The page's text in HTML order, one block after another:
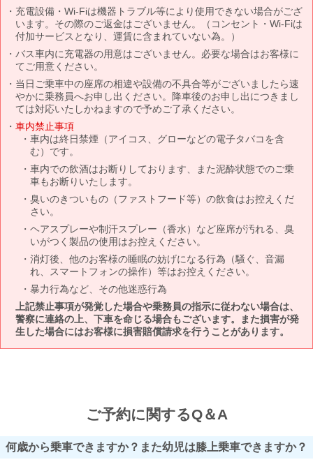
充電設備・Wi-Fiは機器トラブル等により使用できない場合がござ
います。その際のご返金はございません。（コンセント・Wi-Fiは
付加サービスとなり、運賃に含まれていない為。）
バス車内に充電器の用意はございません。必要な場合はお客様に
てご用意ください。
当日ご乗車中の座席の相違や設備の不具合等がございましたら速
やかに乗務員へお申し出ください。降車後のお申し出につきまし
ては対応いたしかねますので予めご了承ください。
車内禁止事項
車内は終日禁煙（アイコス、グローなどの電子タバコを含
む）です。
車内での飲酒はお断りしております、また泥酔状態でのご乗
車もお断りいたします。
臭いのきついもの（ファストフード等）の飲食はお控えくだ
さい。
ヘアスプレーや制汗スプレー（香水）など座席が汚れる、臭
いがつく製品の使用はお控えください。
消灯後、他のお客様の睡眠の妨げになる行為（騒ぐ、音漏
れ、スマートフォンの操作）等はお控えください。
暴力行為など、その他迷惑行為
上記禁止事項が発覚した場合や乗務員の指示に従わない場合は、
警察に連絡の上、下車を命じる場合もございます。また損害が発
生した場合にはお客様に損害賠償請求を行うことがあります。
ご予約に関するQ＆A
何歳から乗車できますか？また幼児は膝上乗車できますか？